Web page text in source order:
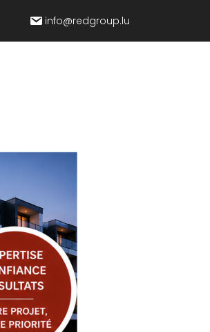
info@redgroup.lu